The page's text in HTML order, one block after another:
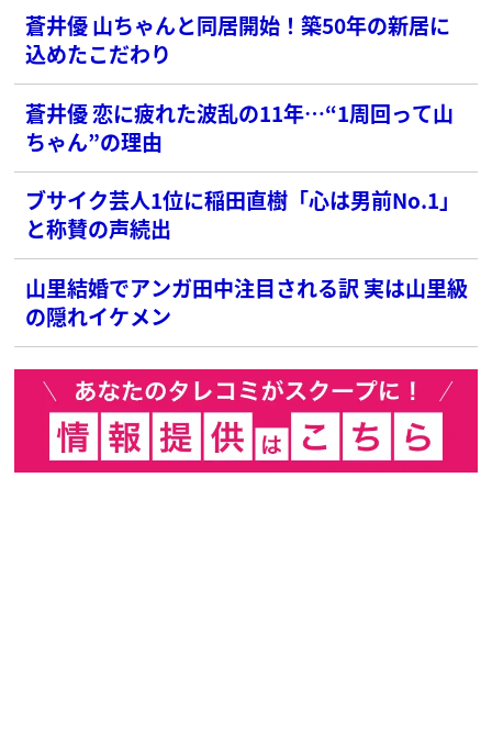
蒼井優 山ちゃんと同居開始！築50年の新居に
込めたこだわり
蒼井優 恋に疲れた波乱の11年…“1周回って山
ちゃん”の理由
ブサイク芸人1位に稲田直樹「心は男前No.1」
と称賛の声続出
山里結婚でアンガ田中注目される訳 実は山里級
の隠れイケメン